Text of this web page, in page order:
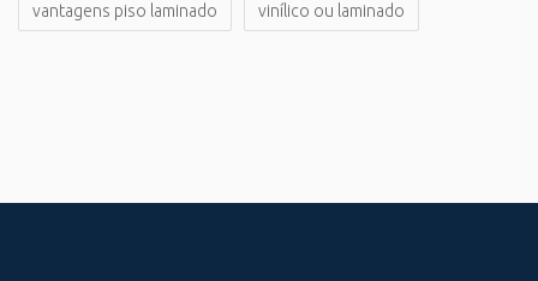
vantagens piso laminado vinílico ou laminado